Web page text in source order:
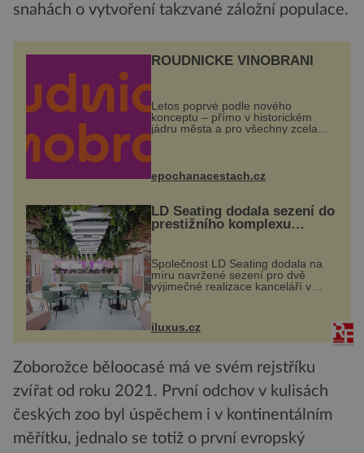
snahách o vytvoření takzvané záložní populace.
ROUDNICKÉ VINOBRANÍ
Letos poprvé podle nového
konceptu – přímo v historickém
jádru města a pro všechny zcela
zdarma. Hlavní program se
náměstí. Návštěvníci se mohou těšit
na víno, burčák, pes...
epochanacestach.cz
LD Seating dodala sezení do
prestižního komplexu
MediaCityUK v Salfordu
Společnost LD Seating dodala na
míru navržené sezení pro dvě
výjimečné realizace kanceláří v
areálu MediaCityUK v anglickém
Tower a Orange Tower. Komplex
budov Media...
iluxus.cz
Zoborožce běloocasé má ve svém rejstříku
zvířat od roku 2021. První odchov v kulisách
českých zoo byl úspěchem i v kontinentálním
měřítku, jednalo se totiž o první evropský